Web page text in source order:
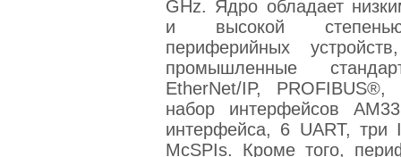
GHz. Ядро обладает
и высокой
периферийных
промышленные
EtherNet/IP,
набор интерфейсов
интерфейса, 6 UART, три
McSPIs. Кроме того,